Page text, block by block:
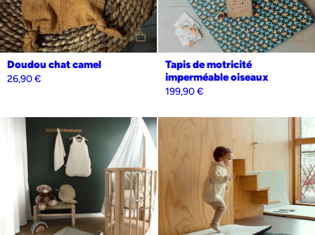
Doudou chat camel
26,90€
Tapis de motricité
imperméable oiseaux
199,90€
Personnalisation Oui Non